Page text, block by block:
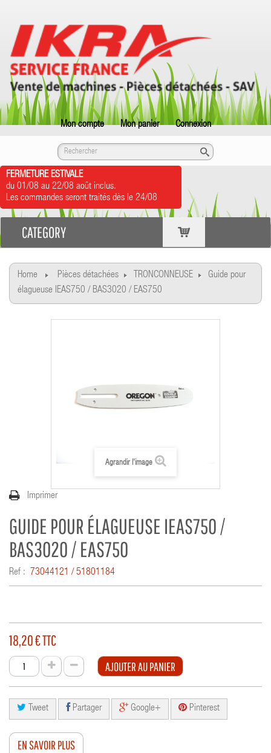
Mon compte Mon panier Connexion
FERMETURE ESTIVALE
du 01/08 au 22/08 août inclus.
Les commandes seront traités dès le 24/08
CATEGORY
Home Pièces détachées TRONCONNEUSE
Guide pour
élagueuse IEAS750 / BAS3020 / EAS750
Agrandir l'image
Imprimer
GUIDE POUR ÉLAGUEUSE IEAS750 /
BAS3020 / EAS750
Ref : 73044121 / 51801184
18,20 €TTC
AJOUTER AU PANIER
Tweet Partager Google+ Pinterest
EN SAVOIR PLUS